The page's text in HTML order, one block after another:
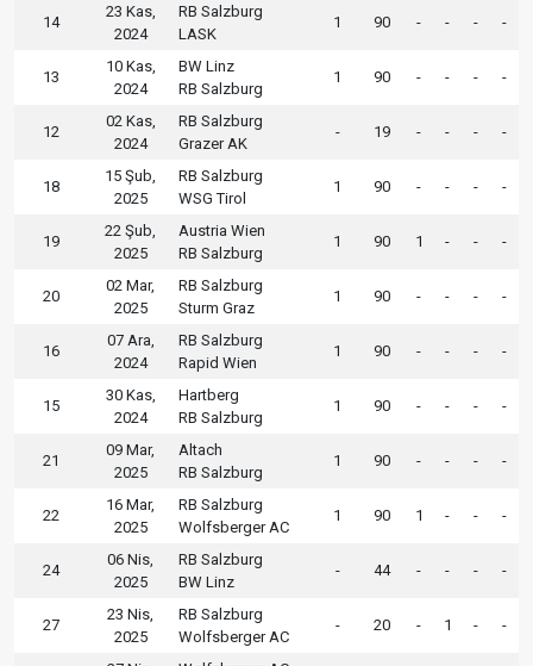
14
23 Kas,
2024
RB Salzburg
LASK
1 90 - - - -
13
10 Kas,
2024
BW Linz
RB Salzburg
1 90 - - - -
12
02 Kas,
2024
RB Salzburg
Grazer AK
- 19 - - - -
18
15 Şub,
2025
RB Salzburg
WSG Tirol
1 90 - - - -
19
22 Şub,
2025
Austria Wien
RB Salzburg
1 90 1 - - -
20
02 Mar,
2025
RB Salzburg
Sturm Graz
1 90 - - - -
16
07 Ara,
2024
RB Salzburg
Rapid Wien
1 90 - - - -
15
30 Kas,
2024
Hartberg
RB Salzburg
1 90 - - - -
21
09 Mar,
2025
Altach
RB Salzburg
1 90 - - - -
22
16 Mar,
2025
RB Salzburg
Wolfsberger AC
1 90 1 - - -
24
06 Nis,
2025
RB Salzburg
BW Linz
- 44 - - - -
27
23 Nis,
2025
RB Salzburg
Wolfsberger AC
- 20 - 1 - -